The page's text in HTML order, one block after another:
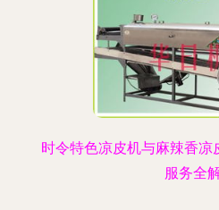
时令特色凉皮机与麻辣香
服务全